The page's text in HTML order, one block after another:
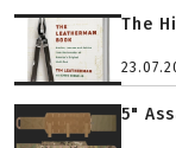
The
5"